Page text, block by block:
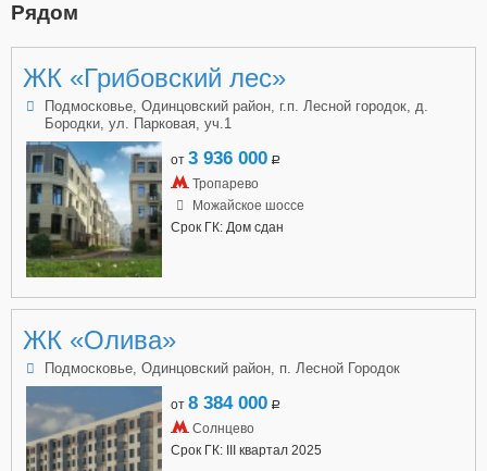
Рядом
ЖК «Грибовский лес»
Подмосковье, Одинцовский район, г.п. Лесной городок, д.
Бородки, ул. Парковая, уч.1
от 3 936 000 a
Тропарево
Можайское шоссе
Срок ГК: Дом сдан
ЖК «Олива»
Подмосковье, Одинцовский район, п. Лесной Городок
от 8 384 000 a
Солнцево
Срок ГК: III квартал 2025